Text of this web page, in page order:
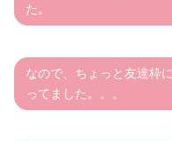
た。
なので、ちょっと友達枠
ってました。。。